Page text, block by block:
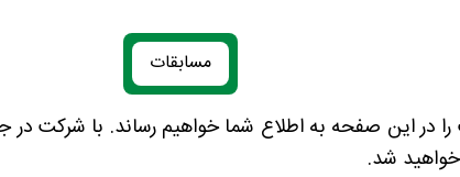
مسابقات
این صفحه به اطلاع شما خواهیم رساند. با شرکت در
خواهید شد.